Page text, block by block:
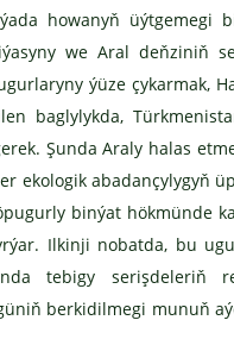
howanyň üýtgemegi
we Aral deňziniň
ýüze çykarmak,
baglylykda,
Şunda Araly halas
ekologik abadançylygyň
binýat hökmünde
Ilkinji nobatda, bu
tebigy serişdeleriň
berkidilmegi munuň